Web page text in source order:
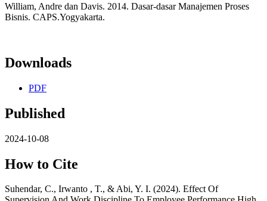
William, Andre dan Davis. 2014. Dasar-dasar Manajemen Proses
Bisnis. CAPS.Yogyakarta.
Downloads
PDF
Published
2024-10-08
How to Cite
Suhendar, C., Irwanto , T., & Abi, Y. I. (2024). Effect Of